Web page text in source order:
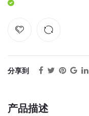
分享到
产品描述